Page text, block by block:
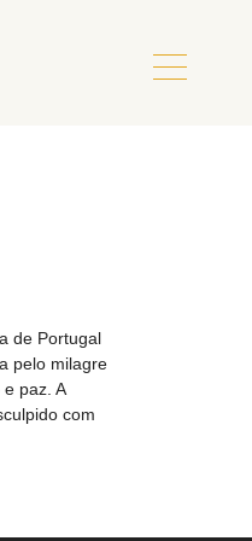
de Portugal
pelo milagre
paz. A
com